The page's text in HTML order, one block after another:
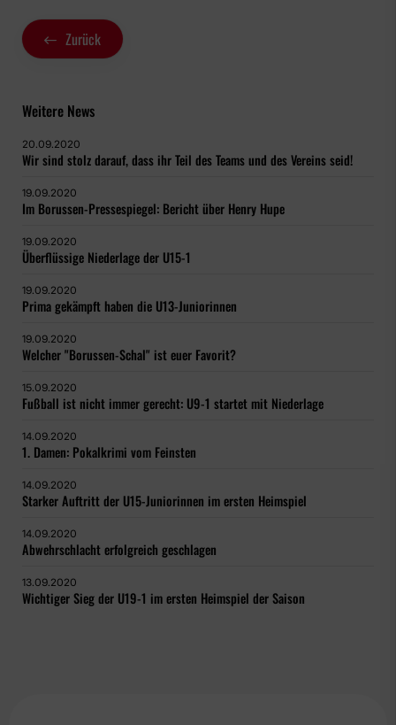
Zurück
Weitere News
20.09.2020
Wir sind stolz darauf, dass ihr Teil des Teams und des Vereins seid!
19.09.2020
Im Borussen-Pressespiegel: Bericht über Henry Hupe
19.09.2020
Überflüssige Niederlage der U15-1
19.09.2020
Prima gekämpft haben die U13-Juniorinnen
19.09.2020
Welcher "Borussen-Schal" ist euer Favorit?
15.09.2020
Fußball ist nicht immer gerecht: U9-1 startet mit Niederlage
14.09.2020
1. Damen: Pokalkrimi vom Feinsten
14.09.2020
Starker Auftritt der U15-Juniorinnen im ersten Heimspiel
14.09.2020
Abwehrschlacht erfolgreich geschlagen
13.09.2020
Wichtiger Sieg der U19-1 im ersten Heimspiel der Saison